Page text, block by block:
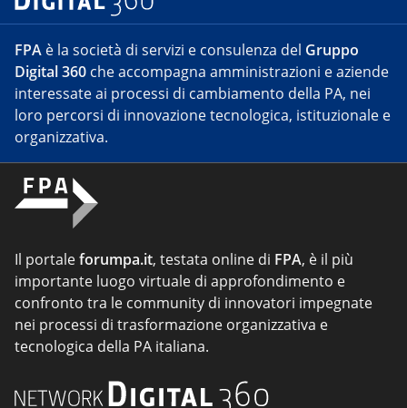
FPA è la società di servizi e consulenza del Gruppo
Digital 360 che accompagna amministrazioni e aziende
interessate ai processi di cambiamento della PA, nei
loro percorsi di innovazione tecnologica, istituzionale e
organizzativa.
Il portaleforumpa.it, testata online di FPA, è il più
importante luogo virtuale di approfondimento e
confronto tra le community di innovatori impegnate
nei processi di trasformazione organizzativa e
tecnologica della PA italiana.